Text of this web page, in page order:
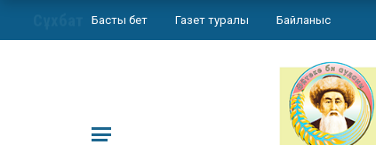
Басты бет Газет туралы Байланыс